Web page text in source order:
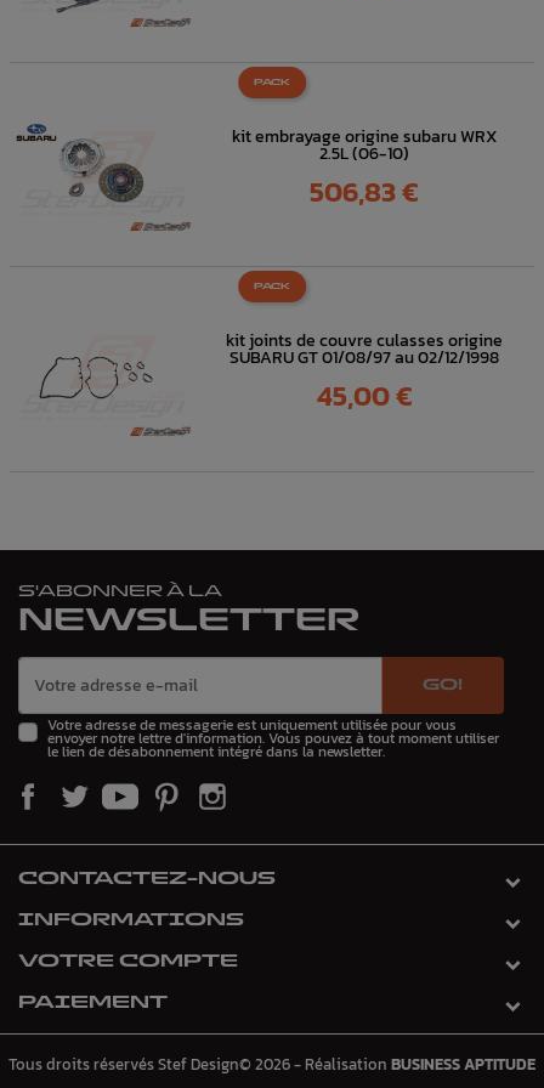
kit embrayage origine subaru WRX
2.5L (06-10)
Prix
506,83 €
PACK
kit joints de couvre culasses origine
SUBARU GT 01/08/97 au 02/12/1998
Prix
45,00 €
PACK
S'ABONNER À LA
NEWSLETTER
GO!
Votre adresse de messagerie est uniquement utilisée pour vous
envoyer notre lettre d'information. Vous pouvez à tout moment utiliser
le lien de désabonnement intégré dans la newsletter.
CONTACTEZ-NOUS
INFORMATIONS
VOTRE COMPTE
PAIEMENT
Tous droits réservés Stef Design© 2026 - Réalisation BUSINESS APTITUDE